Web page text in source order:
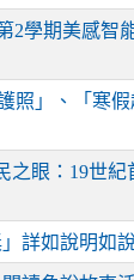
2學期美感智
照」、「寒
之眼：19世
詳如說明如